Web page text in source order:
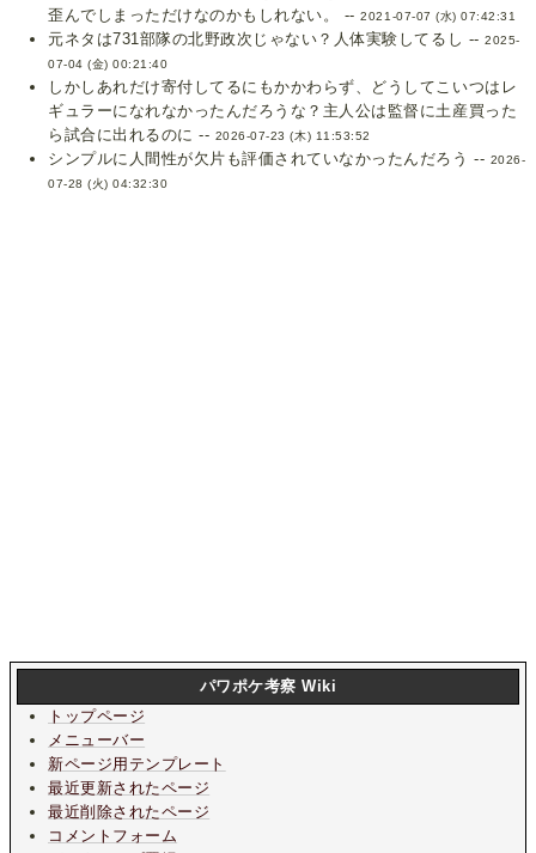
歪んでしまっただけなのかもしれない。 --2021-07-07 (水) 07:42:31
元ネタは731部隊の北野政次じゃない？人体実験してるし --2025-
07-04 (金) 00:21:40
しかしあれだけ寄付してるにもかかわらず、どうしてこいつはレ
ギュラーになれなかったんだろうな？主人公は監督に土産買った
ら試合に出れるのに -- 2026-07-23 (木) 11:53:52
シンプルに人間性が欠片も評価されていなかったんだろう -- 2026-
07-28 (火) 04:32:30
パワポケ考察 Wiki
トップページ
メニューバー
新ページ用テンプレート
最近更新されたページ
最近削除されたページ
コメントフォーム